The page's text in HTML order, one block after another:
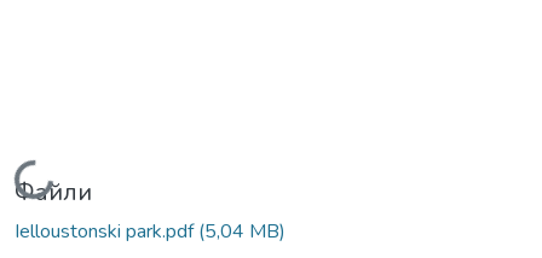
Вантажиться...
Файли
Ielloustonski park.pdf(5,04 MB)